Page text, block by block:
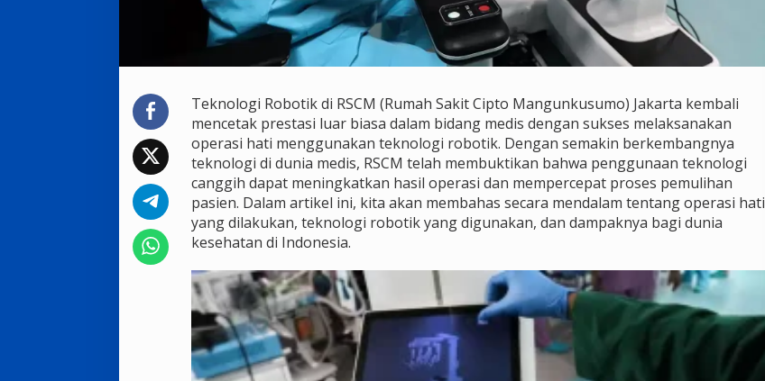
Teknologi Robotik di RSCM (Rumah Sakit Cipto Mangunkusumo) Jakarta kembali
mencetak prestasi luar biasa dalam bidang medis dengan sukses melaksanakan
operasi hati menggunakan teknologi robotik. Dengan semakin berkembangnya
teknologi di dunia medis, RSCM telah membuktikan bahwa penggunaan teknologi
canggih dapat meningkatkan hasil operasi dan mempercepat proses pemulihan
pasien. Dalam artikel ini, kita akan membahas secara mendalam tentang operasi hati
yang dilakukan, teknologi robotik yang digunakan, dan dampaknya bagi dunia
kesehatan di Indonesia.